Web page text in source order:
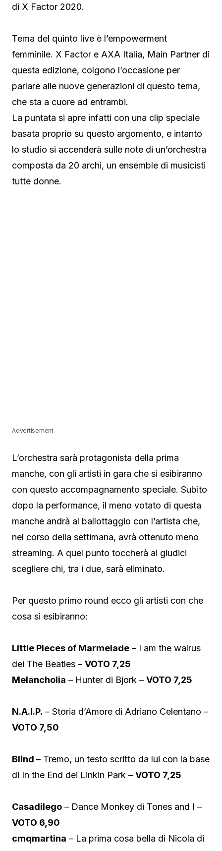
di X Factor 2020.
Tema del quinto live è l’empowerment
femminile. X Factor e AXA Italia, Main Partner di
questa edizione, colgono l’occasione per
parlare alle nuove generazioni di questo tema,
che sta a cuore ad entrambi.
La puntata si apre infatti con una clip speciale
basata proprio su questo argomento, e intanto
lo studio si accenderà sulle note di un’orchestra
composta da 20 archi, un ensemble di musicisti
tutte donne.
Advertisement
L’orchestra sarà protagonista della prima
manche, con gli artisti in gara che si esibiranno
con questo accompagnamento speciale. Subito
dopo la performance, il meno votato di questa
manche andrà al ballottaggio con l’artista che,
nel corso della settimana, avrà ottenuto meno
streaming. A quel punto toccherà ai giudici
scegliere chi, tra i due, sarà eliminato.
Per questo primo round ecco gli artisti con che
cosa si esibiranno:
Little Pieces of Marmelade – I am the walrus
dei The Beatles – VOTO 7,25
Melancholia – Hunter di Bjork – VOTO 7,25
N.A.I.P. – Storia d’Amore di Adriano Celentano –
VOTO 7,50
Blind – Tremo, un testo scritto da lui con la base
di In the End dei Linkin Park – VOTO 7,25
Casadilego – Dance Monkey di Tones and I –
VOTO 6,90
cmqmartina – La prima cosa bella di Nicola di